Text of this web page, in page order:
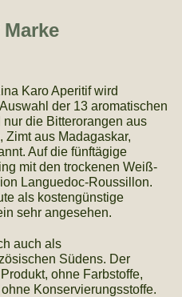
Karo Aperitif wird
der 13 aromatischen
die Bitterorangen aus
Zimt aus Madagaskar,
Auf die fünftägige
mit den trockenen Weiß-
Languedoc-Roussillon.
als kostengünstige
sehr angesehen.
auch als
Südens. Der
ohne Farbstoffe,
Konservierungsstoffe.